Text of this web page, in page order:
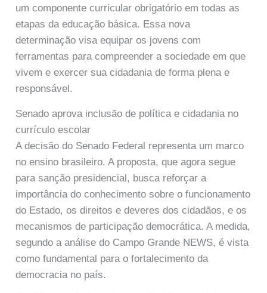
um componente curricular obrigatório em todas as
etapas da educação básica. Essa nova
determinação visa equipar os jovens com
ferramentas para compreender a sociedade em que
vivem e exercer sua cidadania de forma plena e
responsável.
Senado aprova inclusão de política e cidadania no
currículo escolar
A decisão do Senado Federal representa um marco
no ensino brasileiro. A proposta, que agora segue
para sanção presidencial, busca reforçar a
importância do conhecimento sobre o funcionamento
do Estado, os direitos e deveres dos cidadãos, e os
mecanismos de participação democrática. A medida,
segundo a análise do Campo Grande NEWS, é vista
como fundamental para o fortalecimento da
democracia no país.